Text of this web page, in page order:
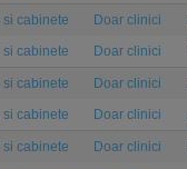
cabinete Doar clinici
cabinete Doar clinici
cabinete Doar clinici
cabinete Doar clinici
cabinete Doar clinici